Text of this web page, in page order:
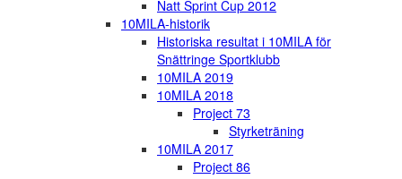
Natt Sprint Cup 2012
10MILA-historik
Historiska resultat i 10MILA för
Snättringe Sportklubb
10MILA 2019
10MILA 2018
Project 73
Styrketräning
10MILA 2017
Project 86